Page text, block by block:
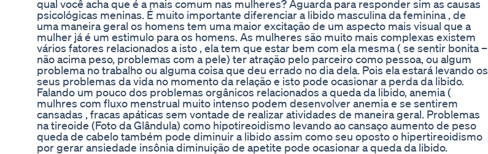
qual você acha que é a mais comum nas mulheres? Aguarda para responder sim as causas
psicológicas meninas. É muito importante diferenciar a libido masculina da feminina , de
uma maneira geral os homens tem uma maior excitação de um aspecto mais visual que a
mulher já é um estimulo para os homens. As mulheres são muito mais complexas existem
vários fatores relacionados a isto , ela tem que estar bem com ela mesma ( se sentir bonita –
não acima peso, problemas com a pele) ter atração pelo parceiro como pessoa, ou algum
problema no trabalho ou alguma coisa que deu errado no dia dela. Pois ela estará levando os
seus problemas da vida no momento da relação e isto pode ocasionar a perda da libido.
Falando um pouco dos problemas orgânicos relacionados a queda da libido, anemia (
mulhres com fluxo menstrual muito intenso podem desenvolver anemia e se sentirem
cansadas , fracas apáticas sem vontade de realizar atividades de maneira geral. Problemas
na tireoide (Foto da Glândula) como hipotireoidismo levando ao cansaço aumento de peso
queda de cabelo também pode diminuir a libido assim como seu oposto o hipertireoidismo
por gerar ansiedade insônia diminuição de apetite pode ocasionar a queda da libido.